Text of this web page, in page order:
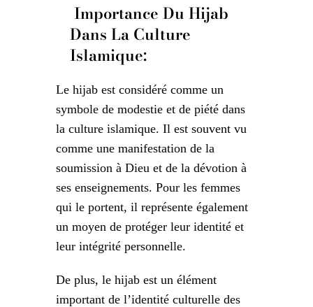
Importance Du Hijab
Dans La Culture
Islamique:
Le hijab est considéré comme un
symbole de modestie et de piété dans
la culture islamique. Il est souvent vu
comme une manifestation de la
soumission à Dieu et de la dévotion à
ses enseignements. Pour les femmes
qui le portent, il représente également
un moyen de protéger leur identité et
leur intégrité personnelle.
De plus, le hijab est un élément
important de l’identité culturelle des